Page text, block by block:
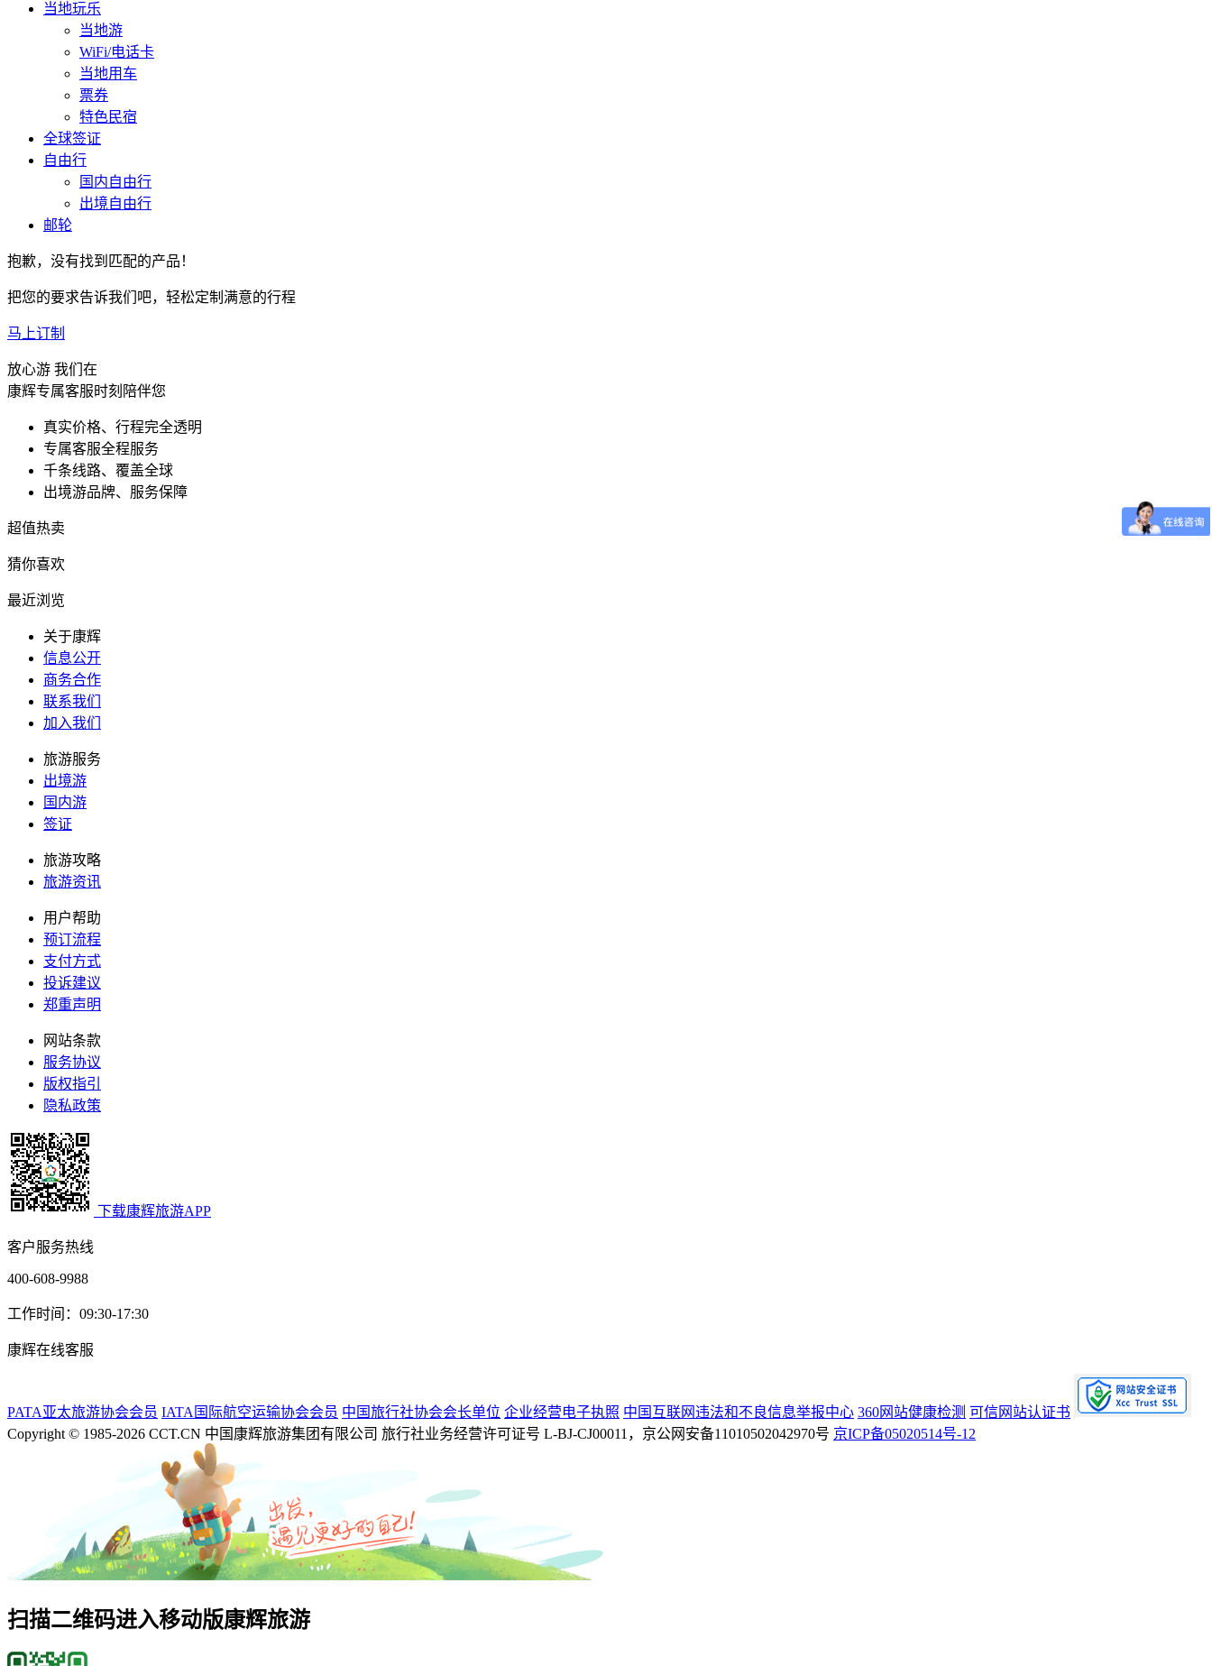
当地玩乐
当地游
WiFi/电话卡
当地用车
票券
特色民宿
全球签证
自由行
国内自由行
出境自由行
邮轮
抱歉，没有找到匹配的产品！
把您的要求告诉我们吧，轻松定制满意的行程
马上订制
放心游 我们在
康辉专属客服时刻陪伴您
真实价格、行程完全透明
专属客服全程服务
千条线路、覆盖全球
出境游品牌、服务保障
超值热卖
猜你喜欢
最近浏览
关于康辉
信息公开
商务合作
联系我们
加入我们
旅游服务
出境游
国内游
签证
旅游攻略
旅游资讯
用户帮助
预订流程
支付方式
投诉建议
郑重声明
网站条款
服务协议
版权指引
隐私政策
下载康辉旅游APP
客户服务热线
400-608-9988
工作时间：09:30-17:30
康辉在线客服
PATA亚太旅游协会会员 IATA国际航空运输协会会员 中国旅行社协会会长单位 企业经营电子执照 中国互联网违法和不良信息举报中心 360网站健康检测 可信网站认证书
Copyright © 1985-2026 CCT.CN 中国康辉旅游集团有限公司 旅行社业务经营许可证号 L-BJ-CJ00011，京公网安备11010502042970号 京ICP备05020514号-12
扫描二维码进入移动版康辉旅游